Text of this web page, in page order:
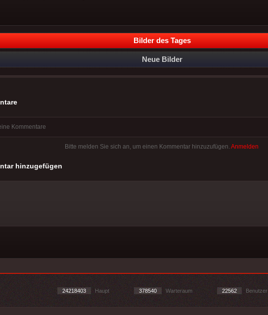
Bilder des Tages
Neue Bilder
Kommentare
Bitte melden Sie sich an, um einen Kommentar hinzuzufügen. Anmelden
hinzugefügen
24218403 Haupt 378540 Warteraum 22562 Benutzer